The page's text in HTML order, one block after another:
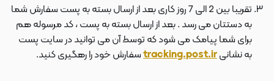
تقریبا بین 2 الی 7 روز کاری بعد از ارسال بسته به پست سفارش شما
به دستتان می رسد . بعد از ارسال بسته به پست ، کد مرسوله هم
برای شما پیامک می شود که توسط آن می توانید در سایت پست
به نشانیtracking.post.irسفارش خود را رهگیری کنید.